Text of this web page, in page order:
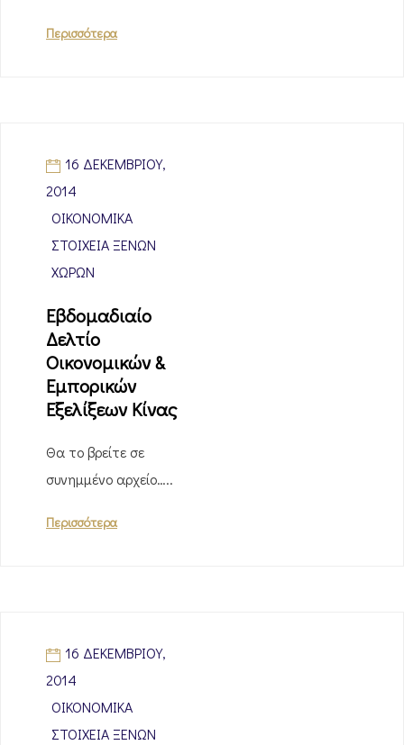
Περισσότερα
16 ΔΕΚΕΜΒΡΊΟΥ,
2014
ΟΙΚΟΝΟΜΙΚΆ
ΣΤΟΙΧΕΊΑ ΞΈΝΩΝ
ΧΩΡΏΝ
Εβδομαδιαίο
Δελτίο
Οικονομικών &
Εμπορικών
Εξελίξεων Κίνας
Θα το βρείτε σε
συνημμένο αρχείο…..
Περισσότερα
16 ΔΕΚΕΜΒΡΊΟΥ,
2014
ΟΙΚΟΝΟΜΙΚΆ
ΣΤΟΙΧΕΊΑ ΞΈΝΩΝ